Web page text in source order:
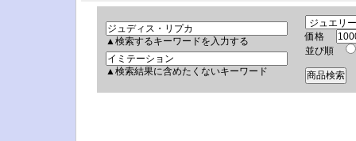
▲検索するキーワードを入力する
▲検索結果に含めたくないキーワード
価格
並び順